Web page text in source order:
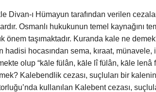
Divan-ı Hümayun tarafından verilen
Osmanlı hukukunun temel kaynağını
önem taşımaktadır. Kuranda kale ne
hocasından sema, kıraat,
olup “kāle fülân, kāle lî fülân, kāle lenâ
Kalebendlik cezası, suçluları bir kalenin
kullanılan Kalebent cezası,